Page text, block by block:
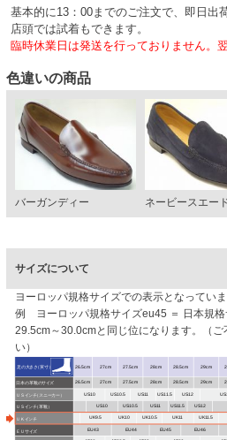
基本的に13：00までのご注文で、即日出
店頭では試着もできます。
臨時休業日は発送を行っておりません。
色違いの商品
バーガンディー ネービースエー
サイズについて
ヨーロッパ規格サイズでの表示となっていま
例 ヨーロッパ規格サイズeu45 ＝ 日本規格
29.5cm～30.0cmと同じ位になります。（ご
い）